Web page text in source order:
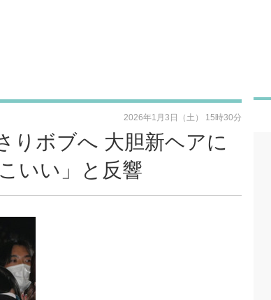
りボブへ 大胆新ヘアに
いい」と反響
2026年1月3日（土） 15時30分